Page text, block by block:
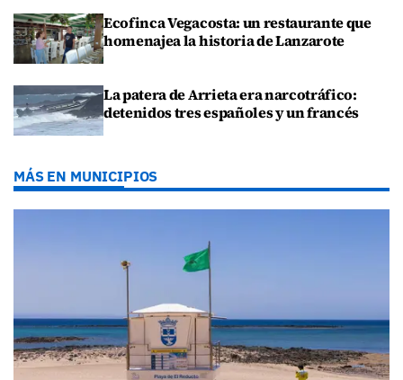
Ecofinca Vegacosta: un restaurante que
homenajea la historia de Lanzarote
La patera de Arrieta era narcotráfico:
detenidos tres españoles y un francés
MÁS EN MUNICIPIOS